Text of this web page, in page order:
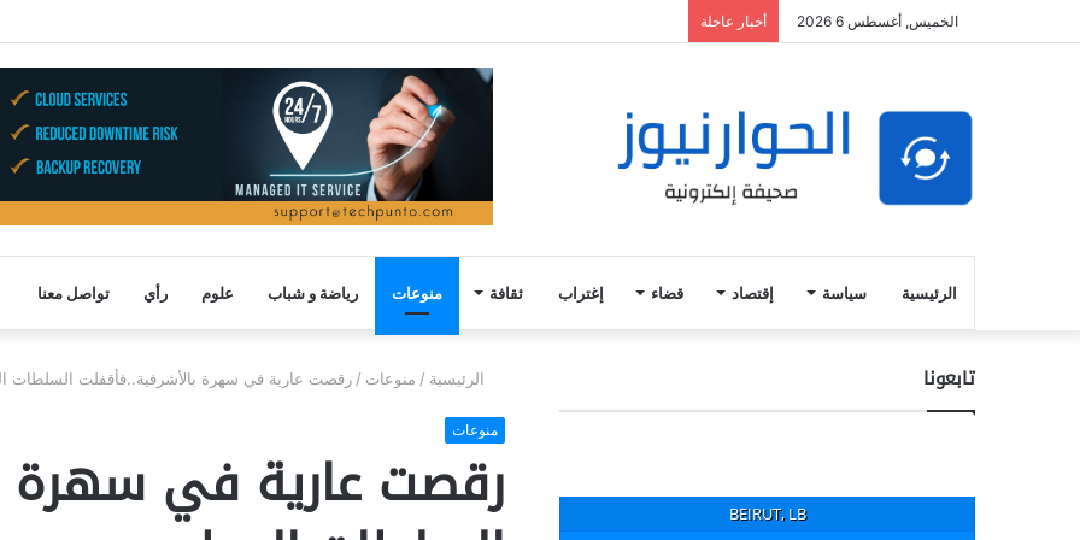
الخميس, أغسطس 6 2026 أخبار عاجلة
الرئيسية سياسة إقتصاد قضاء إغتراب ثقافة منوعات رياضة و شباب علوم رأي تواصل معنا
الرئيسية / منوعات / رقصت عارية في سهرة بالأشرفية..فأقفلت السلطات
منوعات
رقصت عارية في سهرة
تابعونا
BEIRUT, LB